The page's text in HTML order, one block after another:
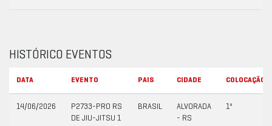
HISTÓRICO EVENTOS
DATA EVENTO PAIS CIDADE COLOCAÇÃO
14/06/2026
P2733-PRO RS
DE JIU-JITSU 1
BRASIL
ALVORADA
- RS
1º